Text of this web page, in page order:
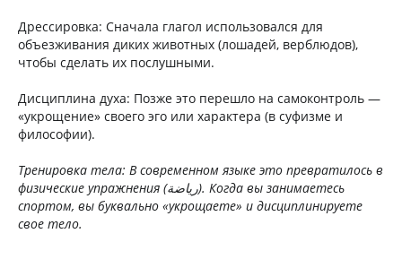
Дрессировка: Сначала глагол использовался для
объезживания диких животных (лошадей, верблюдов),
чтобы сделать их послушными.
Дисциплина духа: Позже это перешло на самоконтроль —
«укрощение» своего эго или характера (в суфизме и
философии).
Тренировка тела: В современном языке это превратилось в
физические упражнения (رياضة). Когда вы занимаетесь
спортом, вы буквально «укрощаете» и дисциплинируете
свое тело.